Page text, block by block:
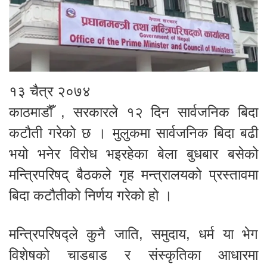
१३ चैत्र २०७४
काठमाडौँ , सरकारले १२ दिन सार्वजनिक बिदा
कटौती गरेको छ । मुलुकमा सार्वजनिक बिदा बढी
भयो भनेर विरोध भइरहेका बेला बुधबार बसेको
मन्त्रिपरिषद् बैठकले गृह मन्त्रालयको प्रस्तावमा
बिदा कटौतीको निर्णय गरेको हो ।
मन्त्रिपरिषद्ले कुनै जाति, समुदाय, धर्म या भेग
विशेषको चाडबाड र संस्कृतिका आधारमा